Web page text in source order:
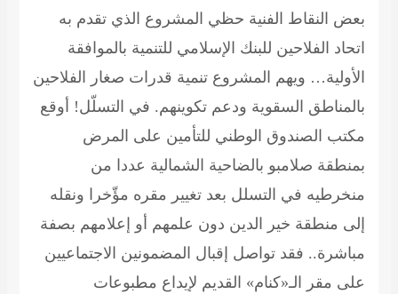
بعض النقاط الفنية حظي المشروع الذي تقدم به
اتحاد الفلاحين للبنك الإسلامي للتنمية بالموافقة
الأولية… ويهم المشروع تنمية قدرات صغار الفلاحين
بالمناطق السقوية ودعم تكوينهم. في التسلّل! أوقع
مكتب الصندوق الوطني للتأمين على المرض
بمنطقة صلامبو بالضاحية الشمالية عددا من
منخرطيه في التسلل بعد تغيير مقره مؤّخرا ونقله
إلى منطقة خير الدين دون علمهم أو إعلامهم بصفة
مباشرة.. فقد تواصل إقبال المضمونين الاجتماعيين
على مقر الـ«كنام» القديم لإيداع مطبوعات